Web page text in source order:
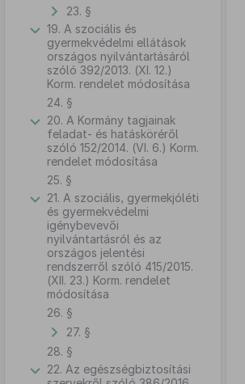
23. §
19. A szociális és
gyermekvédelmi ellátások
országos nyilvántartásáról
szóló 392/2013. (XI. 12.)
Korm. rendelet módosítása
24. §
20. A Kormány tagjainak
feladat- és hatásköréről
szóló 152/2014. (VI. 6.) Korm.
rendelet módosítása
25. §
21. A szociális, gyermekjóléti
és gyermekvédelmi
igénybevevői
nyilvántartásról és az
országos jelentési
rendszerről szóló 415/2015.
(XII. 23.) Korm. rendelet
módosítása
26. §
27. §
28. §
22. Az egészségbiztosítási